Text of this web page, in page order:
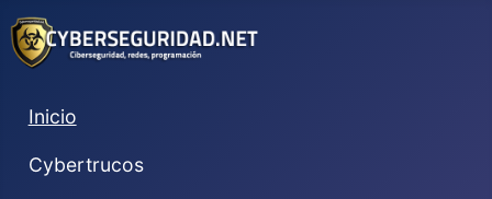
Inicio
Cybertrucos